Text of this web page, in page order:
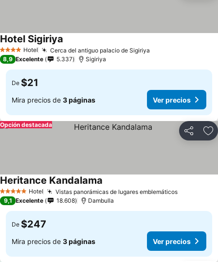
4 EstrellasHotel Cerca del antiguo palacio de Sigiriya
Hotel Sigiriya
8,9 Excelente 5.337 Sigiriya
De $21
Mira precios de 3 páginas Ver precios
Compartir
Opción destacada
5 Estrellas Hotel Vistas panorámicas de lugares emblemáticos
Heritance Kandalama
9,1 Excelente 18.608 Dambulla
De $247
Mira precios de 3 páginas Ver precios